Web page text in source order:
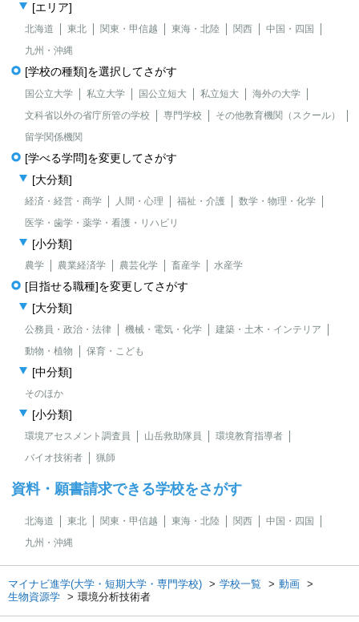
[エリア]
北海道 東北 関東・甲信越 東海・北陸 関西
中国・四国
九州・沖縄
[学校の種類]を選択してさがす
国公立大学 私立大学 国公立短大 私立短大
海外の大学
文科省以外の省庁所管の学校
専門学校
その他教育機関（スクール）
留学関係機関
[学べる学問]を変更してさがす
[大分類]
経済・経営・商学 人間・心理 福祉・介護
数学・物理・化学
医学・歯学・薬学・看護・リハビリ
[小分類]
農学 農業経済学 農芸化学 畜産学 水産学
[目指せる職種]を変更してさがす
[大分類]
公務員・政治・法律 機械・電気・化学
建築・土木・インテリア
動物・植物
保育・こども
[中分類]
そのほか
[小分類]
環境アセスメント調査員 山岳救助隊員
環境教育指導者
バイオ技術者
猟師
資料・願書請求できる学校をさがす
北海道 東北 関東・甲信越 東海・北陸 関西
中国・四国
九州・沖縄
マイナビ進学(大学・短期大学・専門学校) 学校一覧
動画
生物資源学
環境分析技術者